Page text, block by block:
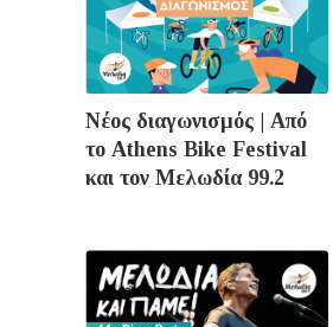
Νέος διαγωνισμός | Από
το Athens Bike Festival
και τον Μελωδία 99.2